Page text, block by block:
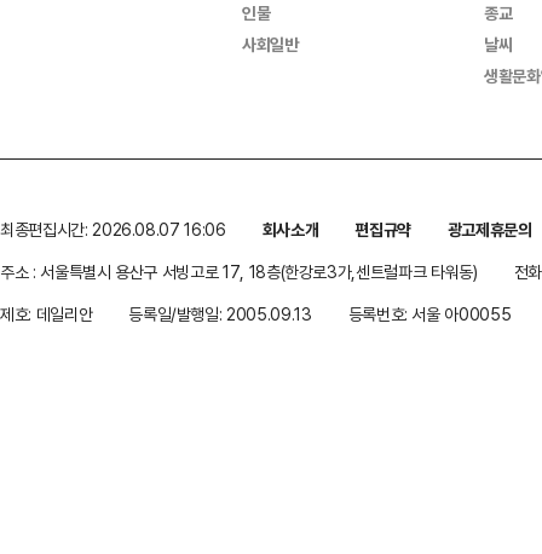
인물
사회일반
종교
날씨
생활문
최종편집시간: 2026.08.07 16:06 회사소개 편집규약
광고제휴문의
주소 : 서울특별시 용산구 서빙고로 17, 18층(한강로3가,센트럴파크 타워동)
전
제호: 데일리안
등록일/발행일: 2005.09.13 등록번호: 서울 아00055